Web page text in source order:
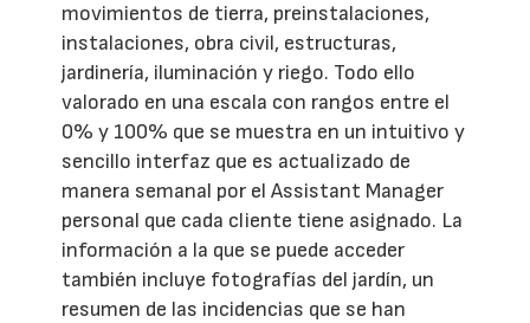
movimientos de tierra, preinstalaciones,
instalaciones, obra civil, estructuras,
jardinería, iluminación y riego. Todo ello
valorado en una escala con rangos entre el
0% y 100% que se muestra en un intuitivo y
sencillo interfaz que es actualizado de
manera semanal por el Assistant Manager
personal que cada cliente tiene asignado. La
información a la que se puede acceder
también incluye fotografías del jardín, un
resumen de las incidencias que se han